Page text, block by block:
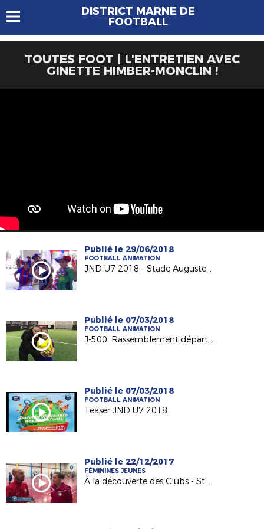
DISTRICT MARNE DE
FOOTBALL
TOUTES FOOT | L'ENTRETIEN AVEC
GINETTE HIMBER-MONCLIN !
Publié le 29/06/2018
FOOTBALL ANIMATION
JND U7 2018 - Stade Auguste Delaune
Publié le 07/03/2018
FOOTBALL ANIMATION
J-500, Rassemblement départemental U6F à U15F
Publié le 07/03/2018
FOOTBALL ANIMATION
Teaser JND U7 2018
Publié le 22/12/2017
FÉMININES JEUNES
À la découverte des Clubs - St Memmie Olympique (Remise Label EFF)